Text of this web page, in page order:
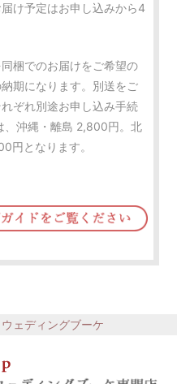
け予定はお申し込みから4
梱でのお届けをご希望の
期になります。別送をご
ぞれ別途お申し込み手続
、沖縄・離島 2,800円。北
円となります。
ェディングブーケ